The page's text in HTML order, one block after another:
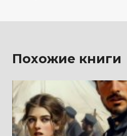
Похожие книги